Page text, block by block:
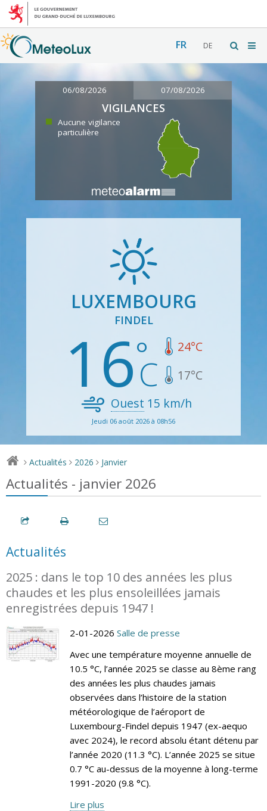
FR DE
06/08/2026 07/08/2026
VIGILANCES
Aucune vigilance
particulière
LUXEMBOURG
FINDEL
16 24°C
17°C
Ouest 15 km/h
Jeudi 06 août 2026 à 08h56
> Actualités > 2026 > Janvier
Actualités - janvier 2026
Actualités
2025 : dans le top 10 des années les plus
chaudes et les plus ensoleillées jamais
enregistrées depuis 1947 !
2-01-2026 Salle de presse
Avec une température moyenne annuelle de
10.5 °C, l’année 2025 se classe au 8ème rang
des années les plus chaudes jamais
observées dans l’histoire de la station
météorologique de l’aéroport de
Luxembourg-Findel depuis 1947 (ex-aequo
avec 2024), le record absolu étant détenu par
l’année 2020 (11.3 °C). L’année 2025 se situe
0.7 °C au-dessus de la moyenne à long-terme
1991-2020 (9.8 °C).
Lire plus